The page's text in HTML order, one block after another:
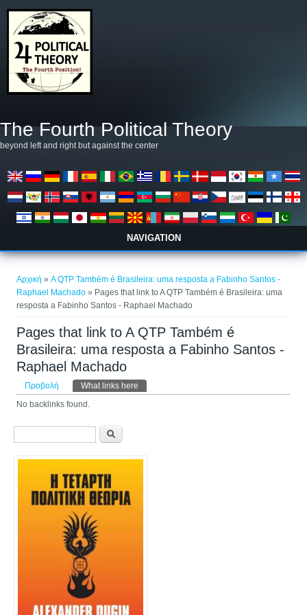
The Fourth Political Theory
beyond left and right but against the center
NAVIGATION
Αρχική »A QTP Também é Brasileira: uma resposta a Fabinho Santos -
Raphael Machado » Pages that link to A QTP Também é Brasileira: uma
resposta a Fabinho Santos - Raphael Machado
Pages that link to A QTP Também é
Brasileira: uma resposta a Fabinho Santos -
Raphael Machado
Πρωτεύουσες καρτέλες
Προβολή What links here
No backlinks found.
Φόρμα αναζήτησης